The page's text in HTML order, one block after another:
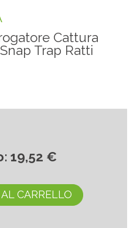
Cattura
Trap Ratti
19,52 €
CARRELLO